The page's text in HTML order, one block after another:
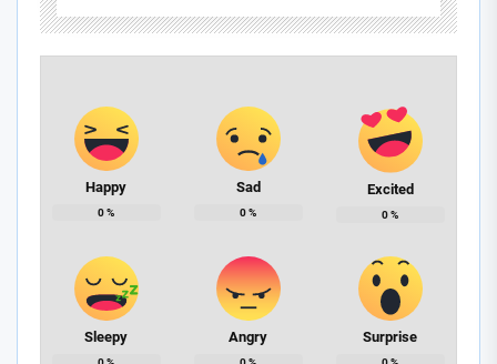
Happy
0%
Sad
0%
Excited
0%
Sleepy Angry Surprise